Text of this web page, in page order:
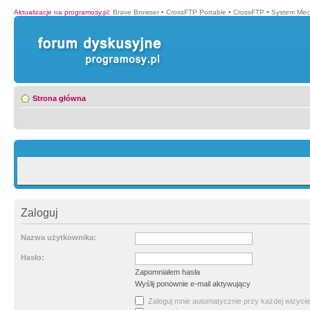
Aktualizacje na programosy.pl: Brave Browser • CrossFTP Portable • CrossFTP • System
Strona główna
Zaloguj
Nazwa użytkownika:
Hasło:
Zapomniałem hasła
Wyślij ponownie e-mail aktywujący
Zaloguj mnie automatycznie przy każdej wizycie